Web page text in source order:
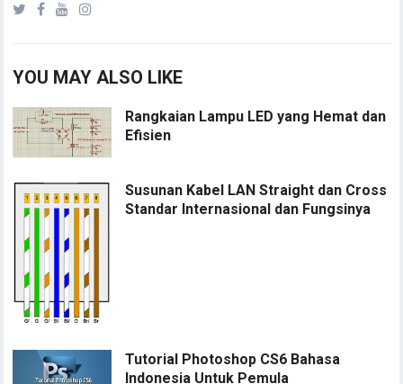
YOU MAY ALSO LIKE
Rangkaian Lampu LED yang Hemat dan
Efisien
Susunan Kabel LAN Straight dan Cross
Standar Internasional dan Fungsinya
Tutorial Photoshop CS6 Bahasa
Indonesia Untuk Pemula